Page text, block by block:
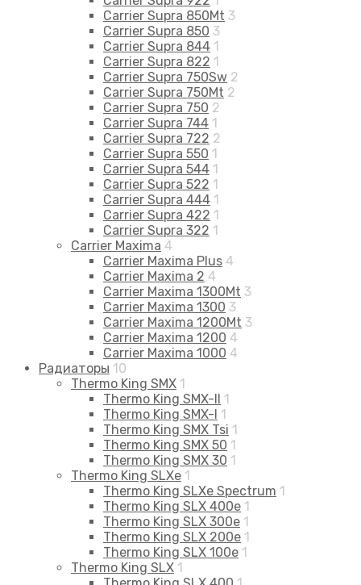
Carrier Supra 850Mt 3
Carrier Supra 850 3
Carrier Supra 844 1
Carrier Supra 822 1
Carrier Supra 750Sw 2
Carrier Supra 750Mt 2
Carrier Supra 750 2
Carrier Supra 744 1
Carrier Supra 722 2
Carrier Supra 550 1
Carrier Supra 544 1
Carrier Supra 522 1
Carrier Supra 444 1
Carrier Supra 422 1
Carrier Supra 322 1
Carrier Maxima 4
Carrier Maxima Plus 4
Carrier Maxima 2 4
Carrier Maxima 1300Mt 3
Carrier Maxima 1300 3
Carrier Maxima 1200Mt 3
Carrier Maxima 1200 4
Carrier Maxima 1000 4
Радиаторы 10
Thermo King SMX 1
Thermo King SMX-II 1
Thermo King SMX-I 1
Thermo King SMX Tsi 1
Thermo King SMX 50 1
Thermo King SMX 30 1
Thermo King SLXe 1
Thermo King SLXe Spectrum 1
Thermo King SLX 400e 1
Thermo King SLX 300e 1
Thermo King SLX 200e 1
Thermo King SLX 100e 1
Thermo King SLX 1